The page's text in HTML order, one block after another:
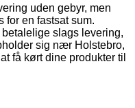
uden gebyr, men
for en fastsat sum.
slags levering,
sig nær Holstebro,
få kørt dine produkter til